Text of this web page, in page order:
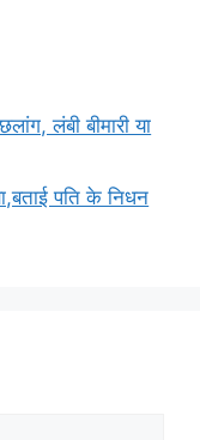
लंबी बीमारी या
पति के निधन